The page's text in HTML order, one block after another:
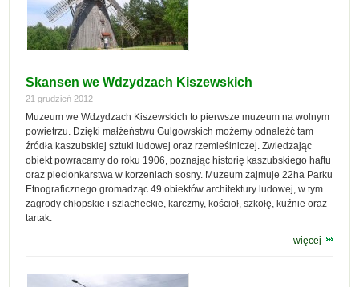
Skansen we Wdzydzach Kiszewskich
21 grudzień 2012
Muzeum we Wdzydzach Kiszewskich to pierwsze muzeum na wolnym
powietrzu. Dzięki małżeństwu Gulgowskich możemy odnaleźć tam
źródła kaszubskiej sztuki ludowej oraz rzemieślniczej. Zwiedzając
obiekt powracamy do roku 1906, poznając historię kaszubskiego haftu
oraz plecionkarstwa w korzeniach sosny. Muzeum zajmuje 22ha Parku
Etnograficznego gromadząc 49 obiektów architektury ludowej, w tym
zagrody chłopskie i szlacheckie, karczmy, kościoł, szkołę, kuźnie oraz
tartak.
więcej